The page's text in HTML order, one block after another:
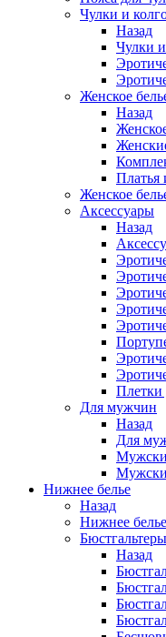
Чулки и
Назад
Чулки
Женское
Назад
Платья
Женское
Аксессуары
Назад
Плетки
Для мужчин
Назад
Для
Нижнее белье
Назад
Нижнее белье
Бюстгальтеры
Назад